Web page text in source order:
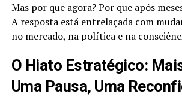
Mas por que agora? Por que após
A resposta está entrelaçada com
no mercado, na política e na
O Hiato Estratégico:
Uma Pausa, Uma